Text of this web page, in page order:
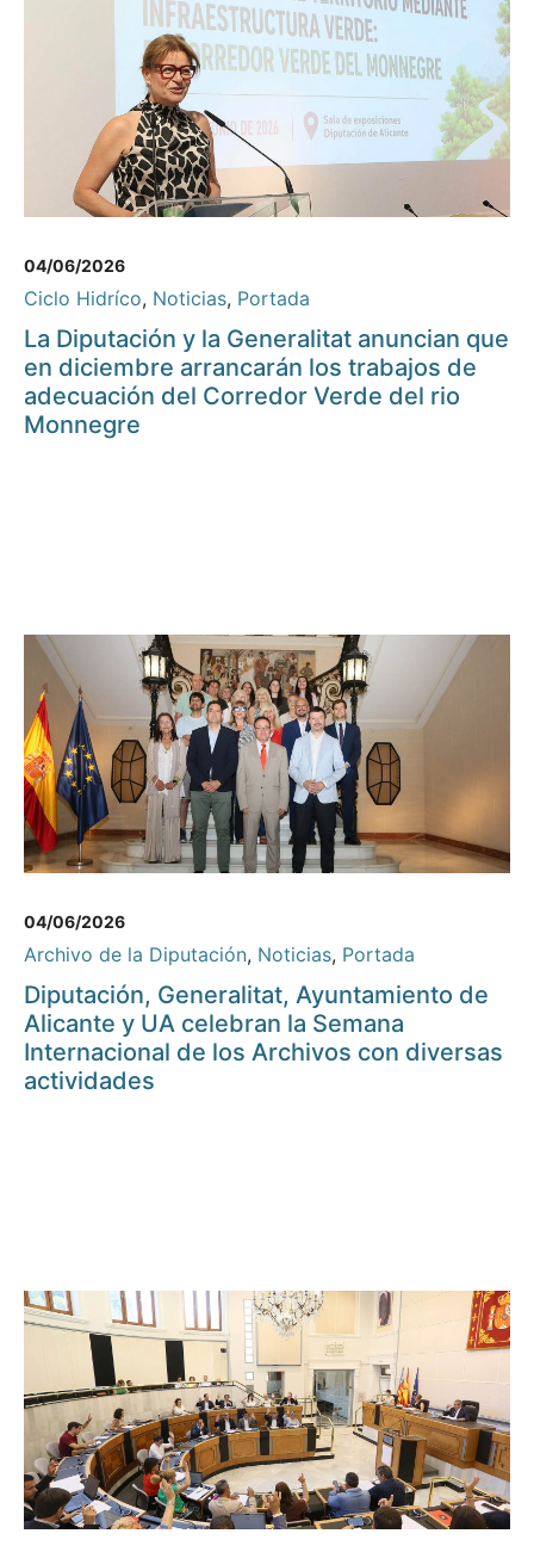
04/06/2026
Ciclo Hidríco, Noticias, Portada
La Diputación y la Generalitat anuncian que
en diciembre arrancarán los trabajos de
adecuación del Corredor Verde del rio
Monnegre
04/06/2026
Archivo de la Diputación, Noticias, Portada
Diputación, Generalitat, Ayuntamiento de
Alicante y UA celebran la Semana
Internacional de los Archivos con diversas
actividades